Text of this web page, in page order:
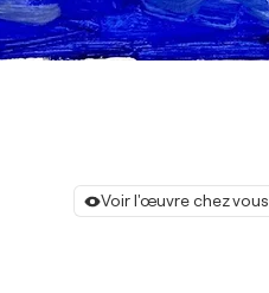
Voir l'œuvre chez vous